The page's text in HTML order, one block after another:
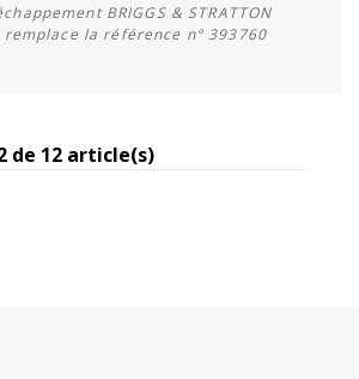
Acheter
BRIGGS & STRATTON
la référence n° 393760
de 12 article(s)